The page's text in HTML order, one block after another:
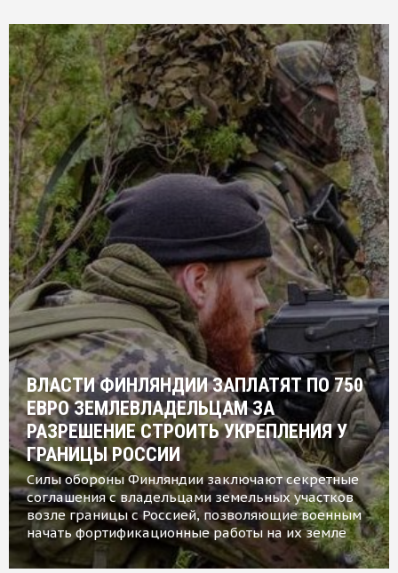
ВЛАСТИ ФИНЛЯНДИИ ЗАПЛАТЯТ ПО 750
ЕВРО ЗЕМЛЕВЛАДЕЛЬЦАМ ЗА
РАЗРЕШЕНИЕ СТРОИТЬ УКРЕПЛЕНИЯ У
ГРАНИЦЫ РОССИИ
Силы обороны Финляндии заключают секретные
соглашения с владельцами земельных участков
возле границы с Россией, позволяющие военным
начать фортификационные работы на их земле